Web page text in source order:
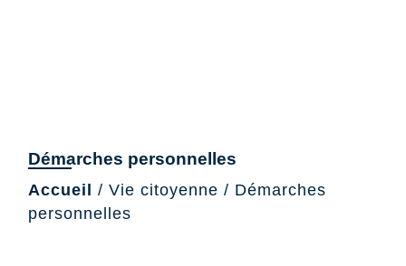
Démarches personnelles
Accueil / Vie citoyenne / Démarches
personnelles